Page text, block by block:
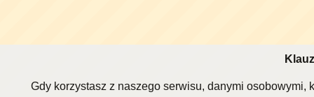
Gdy korzystasz z naszego serwisu, danymi osobowymi,